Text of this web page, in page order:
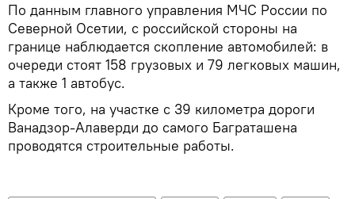
По данным главного управления МЧС России по
Северной Осетии, с российской стороны на
границе наблюдается скопление автомобилей: в
очереди стоят 158 грузовых и 79 легковых машин,
а также 1 автобус.
Кроме того, на участке с 39 километра дороги
Ванадзор-Алаверди до самого Баграташена
проводятся строительные работы.